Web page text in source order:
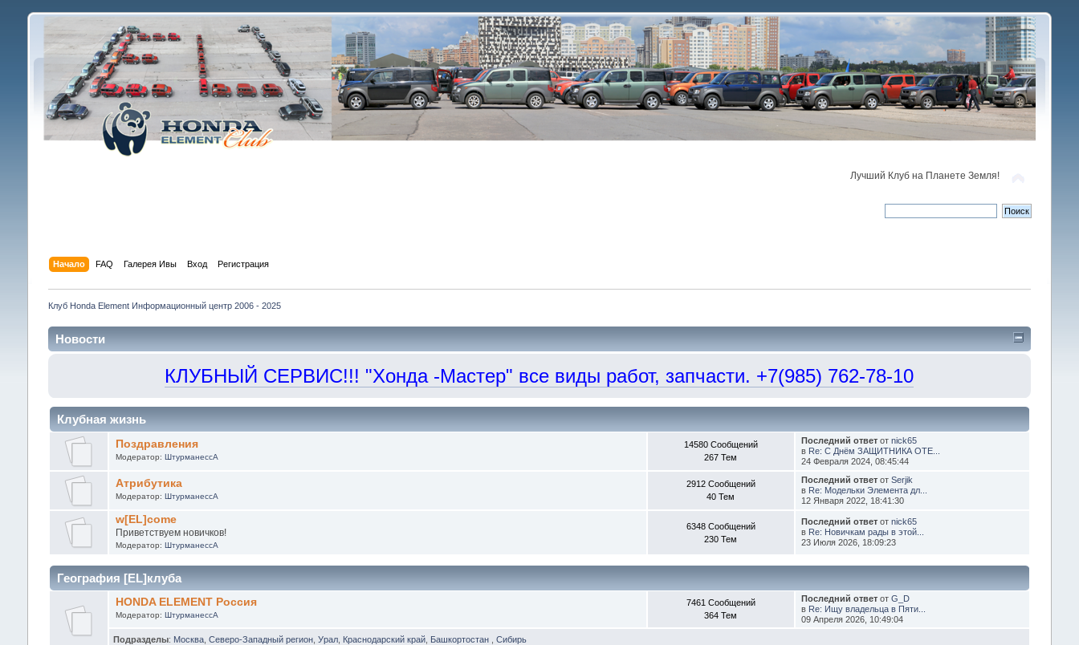
Лучший Клуб на Планете Земля!
Начало FAQ Галерея Ивы Вход Регистрация
Клуб Honda Element Информационный центр 2006 - 2025
Новости
КЛУБНЫЙ СЕРВИС!!! "Хонда -Мастер" все виды работ, запчасти. +7(985) 762-78-10
Клубная жизнь
Поздравления
Модератор:ШтурманессА
14580 Сообщений
267 Тем
Последний ответ отnick65
в Re: С Днём ЗАЩИТНИКА ОТЕ...
24 Февраля 2024, 08:45:44
Атрибутика
Модератор:ШтурманессА
2912 Сообщений
40 Тем
Последний ответ отSerjik
в Re: Модельки Элемента дл...
12 Января 2022, 18:41:30
w[EL]come
Приветствуем новичков!
Модератор:ШтурманессА
6348 Сообщений
230 Тем
Последний ответ отnick65
в Re: Новичкам рады в этой...
23 Июля 2026, 18:09:23
География [EL]клуба
HONDA ELEMENT Россия
Модератор:ШтурманессА
7461 Сообщений
364 Тем
Последний ответ отG_D
в Re: Ищу владельца в Пяти...
09 Апреля 2026, 10:49:04
Подразделы: Москва, Северо-Западный регион, Урал, Краснодарский край, Башкортостан Сибирь